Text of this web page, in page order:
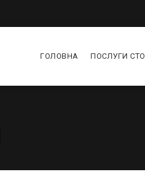
ГОЛОВНА ПОСЛУГИ СТО